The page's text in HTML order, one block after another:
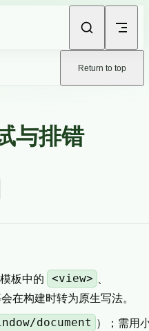
Return to top
与排错
板中的 <view>
在构建时转为原生写法。
document ）；需用